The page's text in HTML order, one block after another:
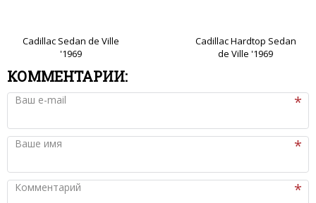
Cadillac Sedan de Ville
'1969
Cadillac Hardtop Sedan
de Ville '1969
КОММЕНТАРИИ:
Ваш e-mail
Ваше имя
Комментарий